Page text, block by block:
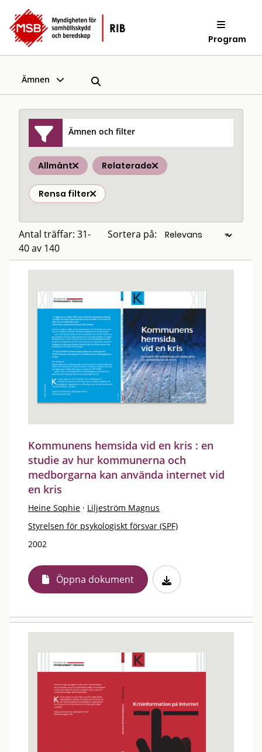
Program
Ämnen
Ämnen och filter
Allmänt Relaterade
Rensa filter
Antal träffar: 31-
40 av 140
Sortera på:
Kommunens hemsida vid en kris : en
studie av hur kommunerna och
medborgarna kan använda internet vid
en kris
Heine Sophie · Liljeström Magnus
Styrelsen för psykologiskt försvar (SPF)
2002
Öppna dokument